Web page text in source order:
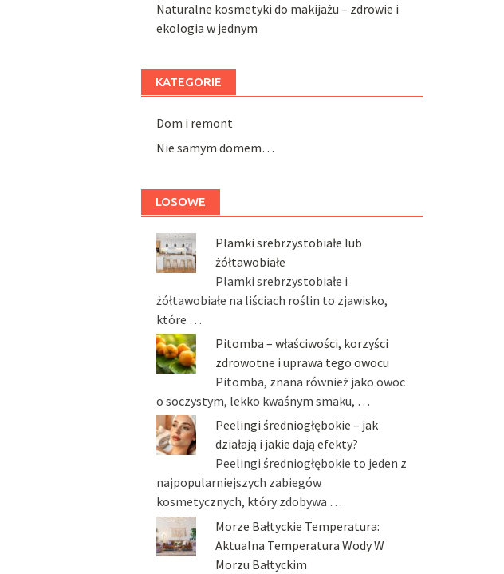
Naturalne kosmetyki do makijażu – zdrowie i
ekologia w jednym
KATEGORIE
Dom i remont
Nie samym domem…
LOSOWE
Plamki srebrzystobiałe lub
żółtawobiałe
Plamki srebrzystobiałe i
żółtawobiałe na liściach roślin to zjawisko,
które …
Pitomba – właściwości, korzyści
zdrowotne i uprawa tego owocu
Pitomba, znana również jako owoc
o soczystym, lekko kwaśnym smaku, …
Peelingi średniogłębokie – jak
działają i jakie dają efekty?
Peelingi średniogłębokie to jeden z
najpopularniejszych zabiegów
kosmetycznych, który zdobywa …
Morze Bałtyckie Temperatura:
Aktualna Temperatura Wody W
Morzu Bałtyckim